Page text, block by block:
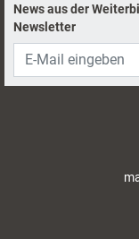
News aus der
Newsletter